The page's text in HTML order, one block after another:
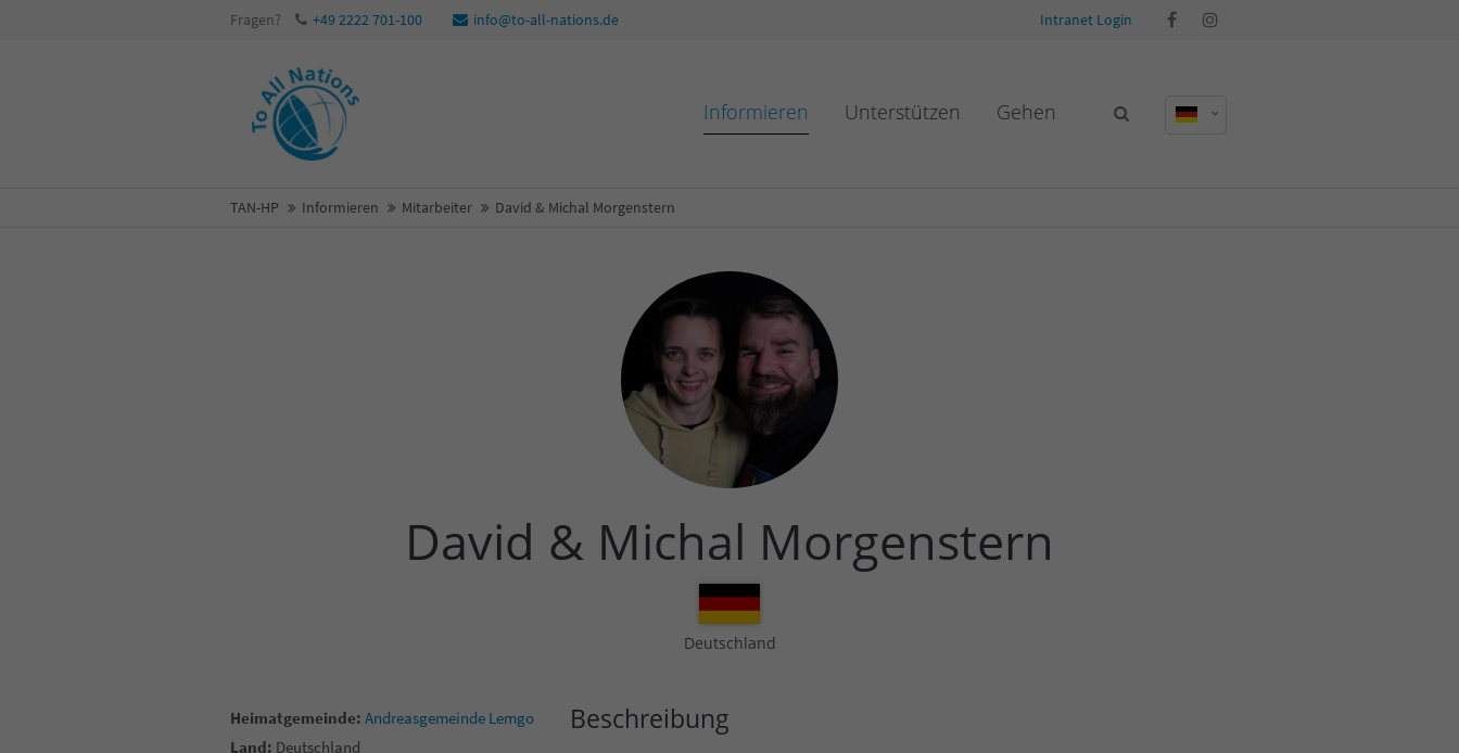
Intranet Login
Fragen? +49 2222 701-100 info@to-all-nations.de
Informieren Unterstützen Gehen
TAN-HP Informieren Mitarbeiter David & Michal Morgenstern
David & Michal Morgenstern
Deutschland
Heimatgemeinde: Andreasgemeinde Lemgo
Land: Deutschland
Beschreibung